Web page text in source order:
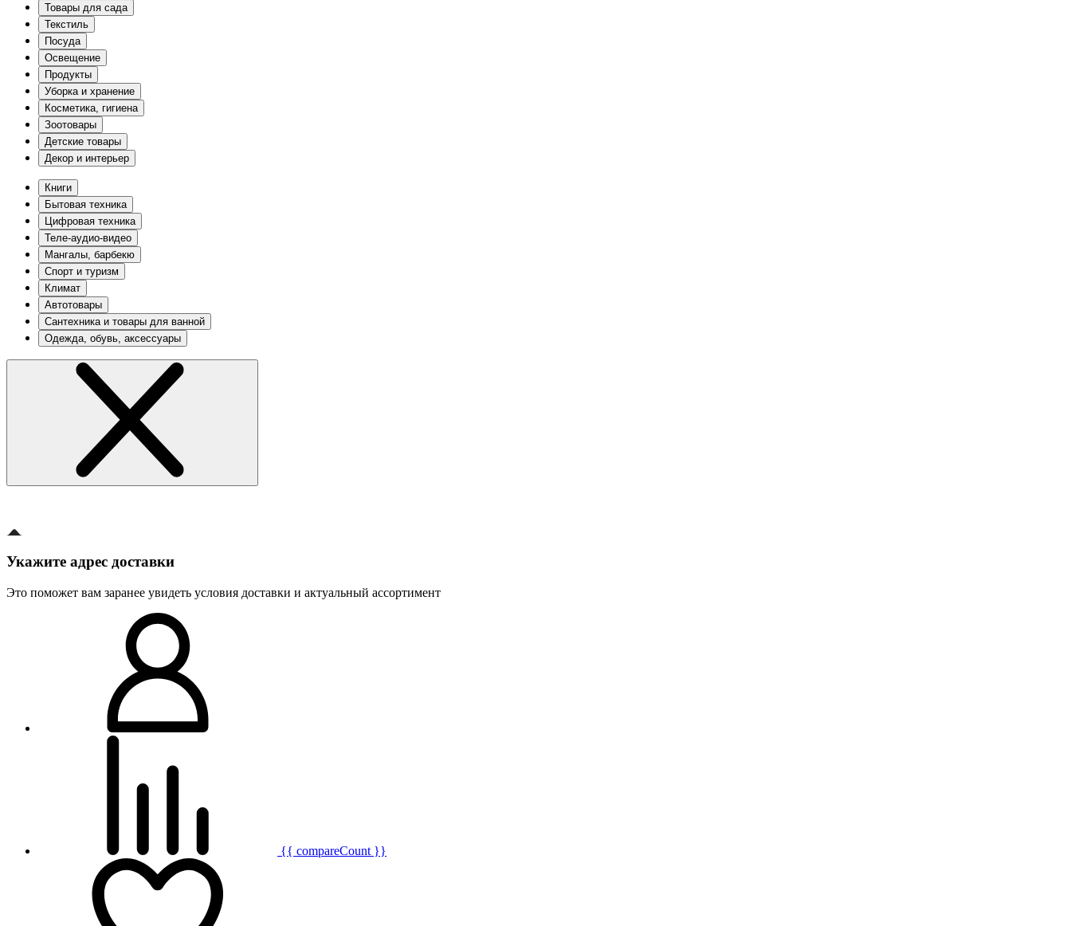
Товары для сада
Текстиль
Посуда
Освещение
Продукты
Уборка и хранение
Косметика, гигиена
Зоотовары
Детские товары
Декор и интерьер
Книги
Бытовая техника
Цифровая техника
Теле-аудио-видео
Мангалы, барбекю
Спорт и туризм
Климат
Автотовары
Сантехника и товары для ванной
Одежда, обувь, аксессуары
Укажите адрес доставки
Это поможет вам заранее увидеть условия доставки и актуальный ассортимент
{{ compareCount }}